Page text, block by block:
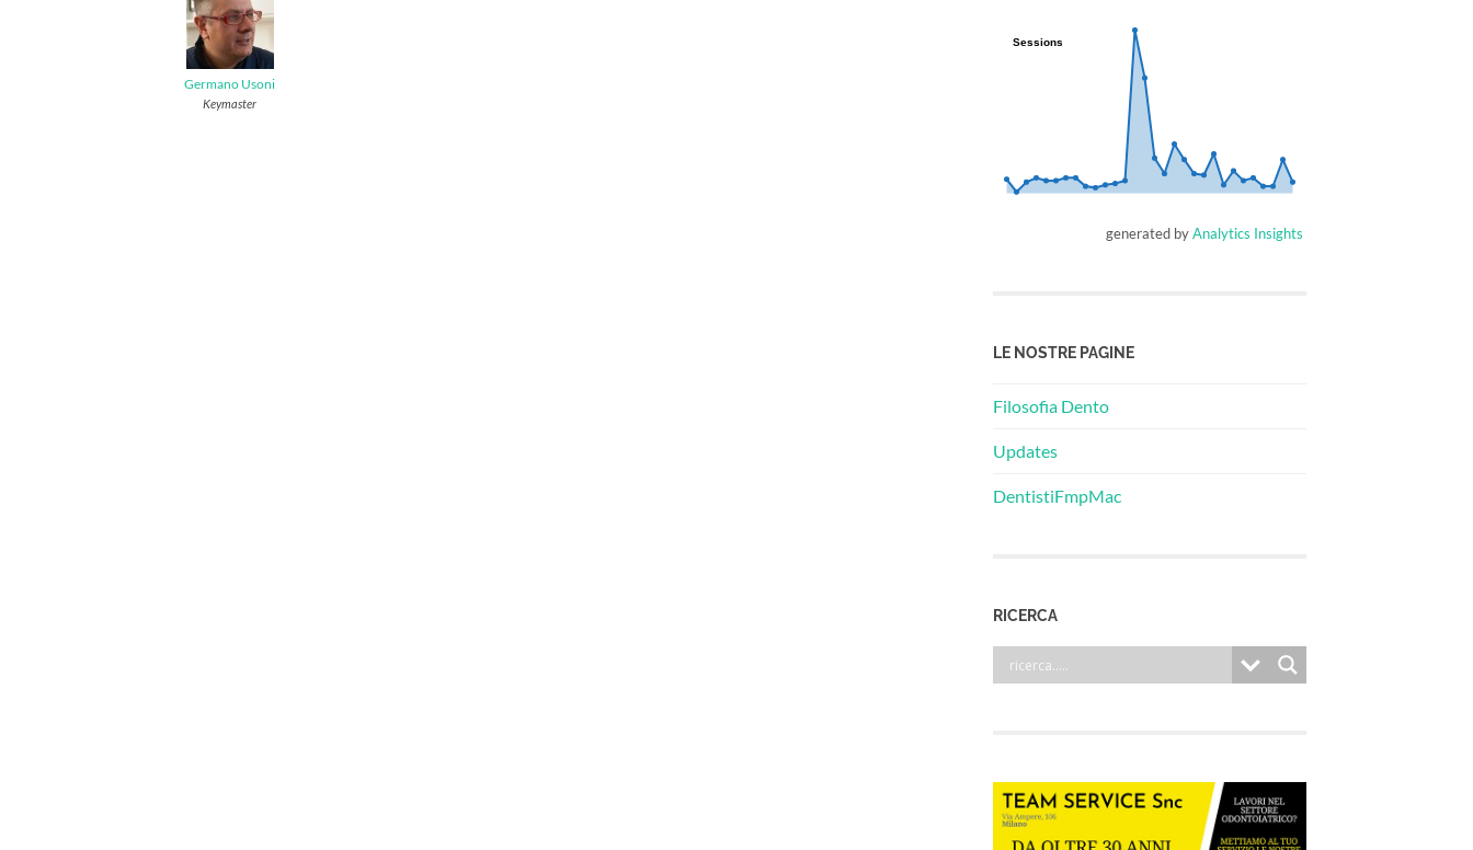
Germano Usoni
Keymaster
Sessions
Sessions
generated byAnalytics Insights
LE NOSTRE PAGINE
Filosofia Dento
Updates
DentistiFmpMac
RICERCA